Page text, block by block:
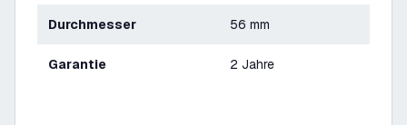
Durchmesser 56 mm
Garantie 2 Jahre